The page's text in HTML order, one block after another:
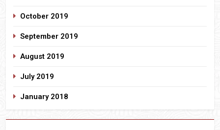
October 2019
September 2019
August 2019
July 2019
January 2018